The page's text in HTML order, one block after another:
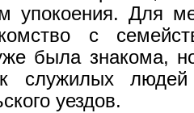
упокоения. Для
с
была знакома,
служилых людей
уездов.